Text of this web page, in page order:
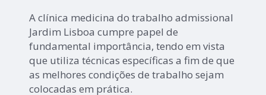
A clínica medicina do trabalho admissional
Jardim Lisboa cumpre papel de
fundamental importância, tendo em vista
que utiliza técnicas específicas a fim de que
as melhores condições de trabalho sejam
colocadas em prática.